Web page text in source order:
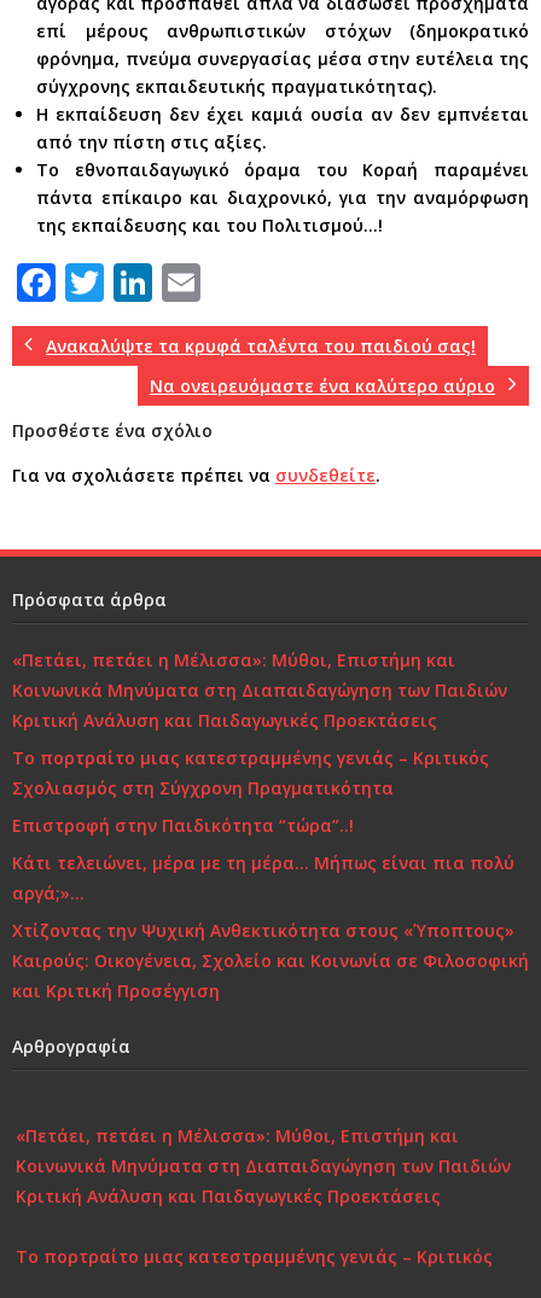
επί μέρους ανθρωπιστικών στόχων (δημοκρατικό
φρόνημα, πνεύμα συνεργασίας μέσα στην ευτέλεια της
σύγχρονης εκπαιδευτικής πραγματικότητας).
Η εκπαίδευση δεν έχει καμιά ουσία αν δεν εμπνέεται
από την πίστη στις αξίες.
Το εθνοπαιδαγωγικό όραμα του Κοραή παραμένει
πάντα επίκαιρο και διαχρονικό, για την αναμόρφωση
της εκπαίδευσης και του Πολιτισμού…!
F
a
c
b
o
k
T
w
it
te
r
Li
n
k
e
dI
n
m
ai
l
Ανακαλύψτε τα κρυφά ταλέντα του παιδιού σας!
Να ονειρευόμαστε ένα καλύτερο αύριο
Προσθέστε ένα σχόλιο
Για να σχολιάσετε πρέπει να συνδεθείτε.
Πρόσφατα άρθρα
«Πετάει, πετάει η Μέλισσα»: Μύθοι, Επιστήμη και
Κοινωνικά Μηνύματα στη Διαπαιδαγώγηση των Παιδιών
Κριτική Ανάλυση και Παιδαγωγικές Προεκτάσεις
Το πορτραίτο μιας κατεστραμμένης γενιάς – Κριτικός
Σχολιασμός στη Σύγχρονη Πραγματικότητα
Επιστροφή στην Παιδικότητα “τώρα”..!
Κάτι τελειώνει, μέρα με τη μέρα… Μήπως είναι πια πολύ
αργά;»…
Χτίζοντας την Ψυχική Ανθεκτικότητα στους «Ύποπτους»
Καιρούς: Οικογένεια, Σχολείο και Κοινωνία σε Φιλοσοφική
και Κριτική Προσέγγιση
Αρθρογραφία
«Πετάει, πετάει η Μέλισσα»: Μύθοι, Επιστήμη και
Κοινωνικά Μηνύματα στη Διαπαιδαγώγηση των Παιδιών
Κριτική Ανάλυση και Παιδαγωγικές Προεκτάσεις
Το πορτραίτο μιας κατεστραμμένης γενιάς – Κριτικός